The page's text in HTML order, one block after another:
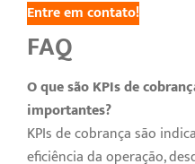
Entre em contato!
FAQ
O que são KPIs de
importantes?
KPIs de cobrança são
eficiência da operação,